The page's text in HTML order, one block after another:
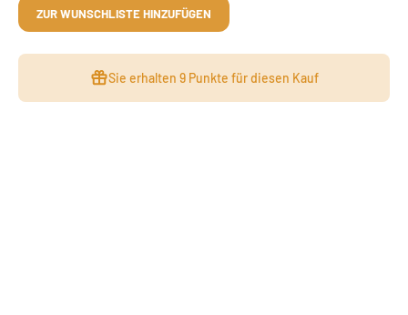
ZUR WUNSCHLISTE HINZUFÜGEN
Sie erhalten 9 Punkte für diesen Kauf